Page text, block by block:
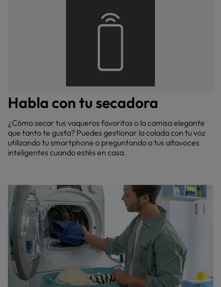
Habla con tu secadora
¿Cómo secar tus vaqueros favoritos o la camisa elegante
que tanto te gusta? Puedes gestionar la colada con tu voz
utilizando tu smartphone o preguntando a tus altavoces
inteligentes cuando estés en casa.